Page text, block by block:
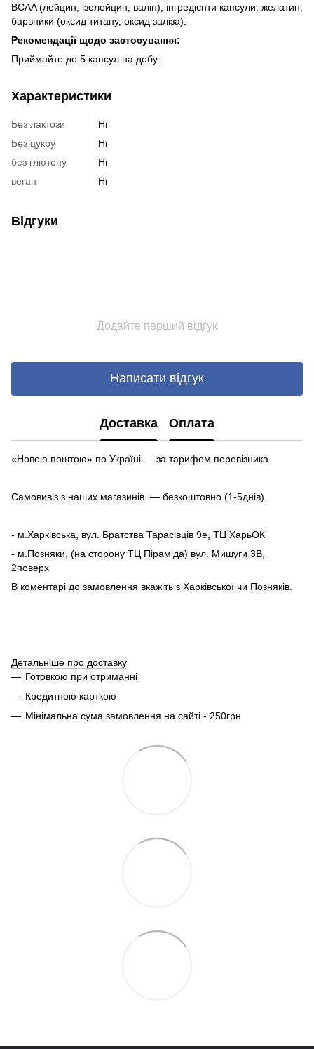
BCAA (лейцин, ізолейцин, валін), інгредієнти капсули: желатин,
барвники (оксид титану, оксид заліза).
Рекомендації щодо застосування:
Приймайте до 5 капсул на добу.
Характеристики
Без лактози
Ні
Без цукру
Ні
без глютену
Ні
веган
Ні
Відгуки
Додайте перший відгук
Написати відгук
Доставка Оплата
«Новою поштою» по Україні — за тарифом перевізника
Самовивіз з наших магазинів — безкоштовно (1-5днів).
- м.Харківська, вул. Братства Тарасівців 9е, ТЦ ХарьОК
- м.Позняки, (на сторону ТЦ Піраміда) вул. Мишуги 3В,
2поверх
В коментарі до замовлення вкажіть з Харківської чи Позняків.
Детальніше про доставку
Готовкою при отриманні
Кредитною карткою
Мінімальна сума замовлення на сайті - 250грн